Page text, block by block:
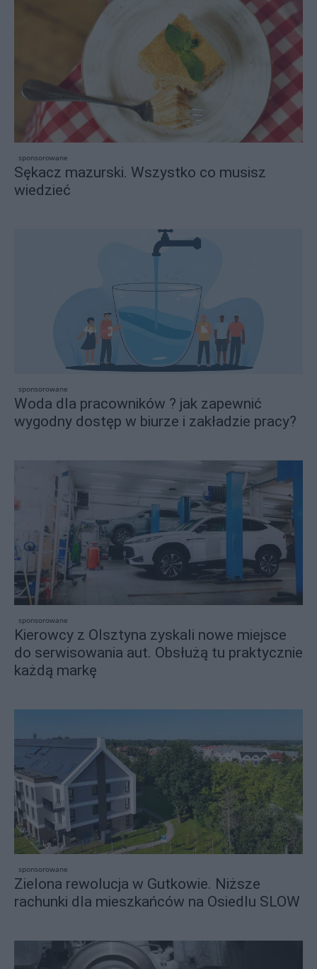
sponsorowane
Sękacz mazurski. Wszystko co musisz
wiedzieć
sponsorowane
Woda dla pracowników ? jak zapewnić
wygodny dostęp w biurze i zakładzie pracy?
sponsorowane
Kierowcy z Olsztyna zyskali nowe miejsce
do serwisowania aut. Obsłużą tu praktycznie
każdą markę
sponsorowane
Zielona rewolucja w Gutkowie. Niższe
rachunki dla mieszkańców na Osiedlu SLOW